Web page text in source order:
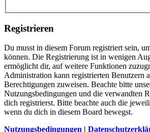
Registrieren
Du musst in diesem Forum registriert sein,
können. Die Registrierung ist in wenigen
ermöglicht dir, auf weitere Funktionen
Administration kann registrierten Benutzern
Berechtigungen zuweisen. Beachte bitte
Nutzungsbedingungen und die verwandten
dich registrierst. Bitte beachte auch die
wenn du dich in diesem Board bewegst.
Nutzungsbedingungen |